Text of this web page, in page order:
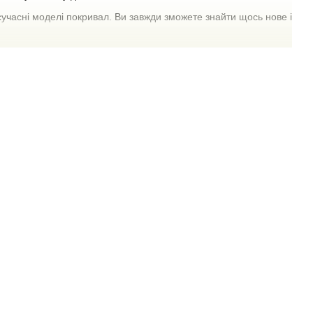
моделі покривал. Ви завжди зможете знайти щось нове і